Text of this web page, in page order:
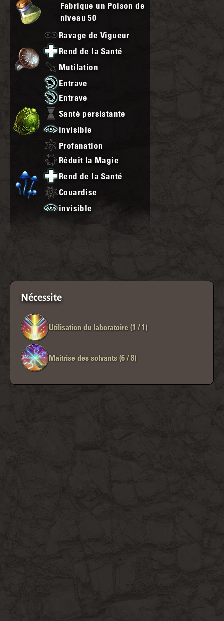
Fabrique un Poison de
niveau50
Ravage de Vigueur
Rend de la Santé
Mutilation
Entrave
Entrave
Santé persistante
invisible
Profanation
Réduit la Magie
Rend de la Santé
Couardise
invisible
Nécessite
Utilisation du laboratoire (1 / 1)
Maîtrise des solvants (6 / 8)